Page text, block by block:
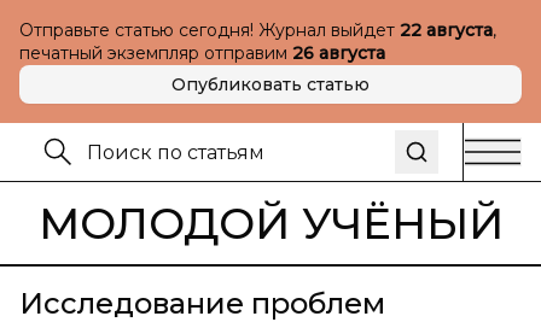
Отправьте статью сегодня! Журнал выйдет 22 августа,
печатный экземпляр отправим 26 августа
Опубликовать статью
МОЛОДОЙ УЧЁНЫЙ
Исследование проблем